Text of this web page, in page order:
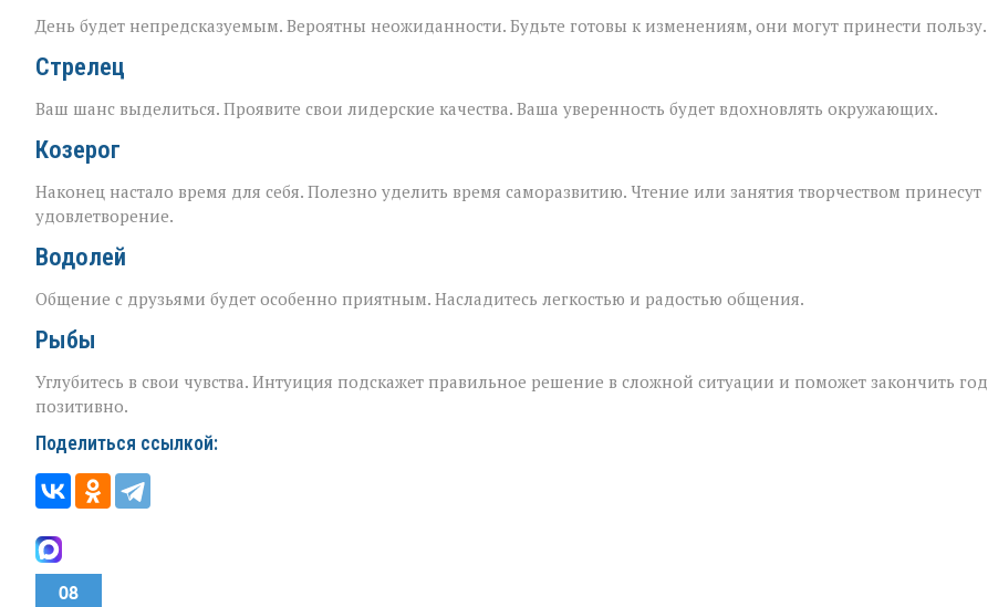
День будет непредсказуемым. Вероятны неожиданности. Будьте готовы к изменениям, они могут принести пользу.
Стрелец
Ваш шанс выделиться. Проявите свои лидерские качества. Ваша уверенность будет вдохновлять окружающих.
Козерог
Наконец настало время для себя. Полезно уделить время саморазвитию. Чтение или занятия творчеством принесут
удовлетворение.
Водолей
Общение с друзьями будет особенно приятным. Насладитесь легкостью и радостью общения.
Рыбы
Углубитесь в свои чувства. Интуиция подскажет правильное решение в сложной ситуации и поможет закончить год
позитивно.
Поделиться ссылкой:
08